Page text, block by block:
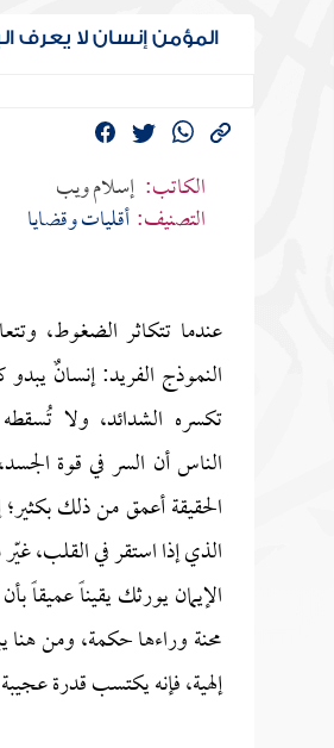
المؤمن إنسان لا يعرف
الكاتب: إسلام ويب
التصنيف:أقليات وقضايا
عندما تتكاثر الضغوط،
النموذج الفريد: إنسانٌ
تكسره الشدائد، ولا
الناس أن السر في قوة
الحقيقة أعمق من ذلك بكثير؛
الذي إذا استقر في القلب، غيّر
الإيمان يورثك يقيناً عميقاً
محنة وراءها حكمة، ومن
إلهية، فإنه يكتسب قدرة